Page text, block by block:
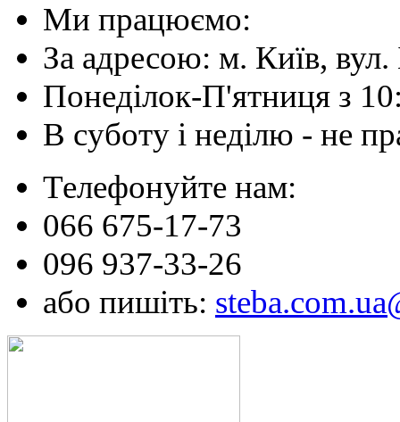
Ми працюємо:
За адресою: м. Київ, вул.
Понеділок-П'ятниця з
В суботу і неділю - не
Телефонуйте нам:
066 675-17-73
096 937-33-26
або пишіть: